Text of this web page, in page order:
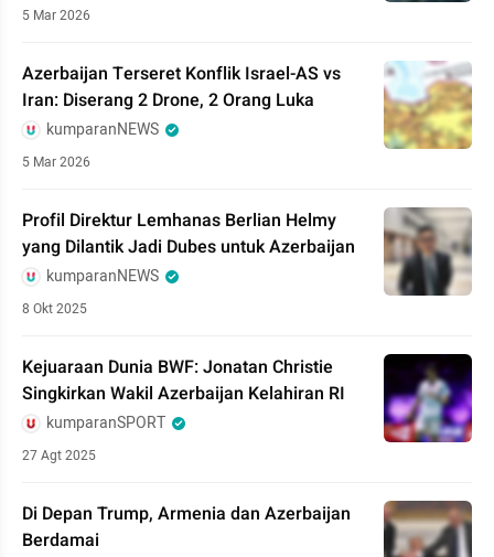
5 Mar 2026
Azerbaijan Terseret Konflik Israel-AS vs
Iran: Diserang 2 Drone, 2 Orang Luka
kumparanNEWS
5 Mar 2026
Profil Direktur Lemhanas Berlian Helmy
yang Dilantik Jadi Dubes untuk Azerbaijan
kumparanNEWS
8 Okt 2025
Kejuaraan Dunia BWF: Jonatan Christie
Singkirkan Wakil Azerbaijan Kelahiran RI
kumparanSPORT
27 Agt 2025
Di Depan Trump, Armenia dan Azerbaijan
Berdamai